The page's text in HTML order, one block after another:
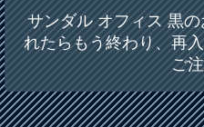
サンダル オフィス 黒
れたらもう終わり、再
ご